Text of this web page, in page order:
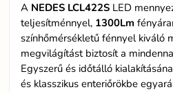
A NEDES LCL422S LED
teljesítménnyel, 1300Lm
színhőmérsékletű fénnyel kiváló
megvilágítást biztosít a
Egyszerű és időtálló
és klasszikus enteriőrökbe